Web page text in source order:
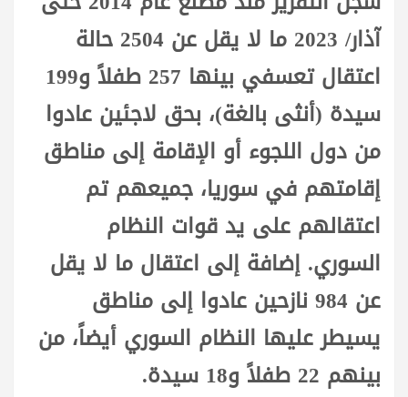
آذار/ 2023 ما لا يقل عن 2504 حالة
اعتقال تعسفي بينها 257 طفلاً و199
سيدة (أنثى بالغة)، بحق لاجئين عادوا
من دول اللجوء أو الإقامة إلى مناطق
إقامتهم في سوريا، جميعهم تم
اعتقالهم على يد قوات النظام
السوري. إضافة إلى اعتقال ما لا يقل
عن 984 نازحين عادوا إلى مناطق
يسيطر عليها النظام السوري أيضاً، من
بينهم 22 طفلاً و18 سيدة.